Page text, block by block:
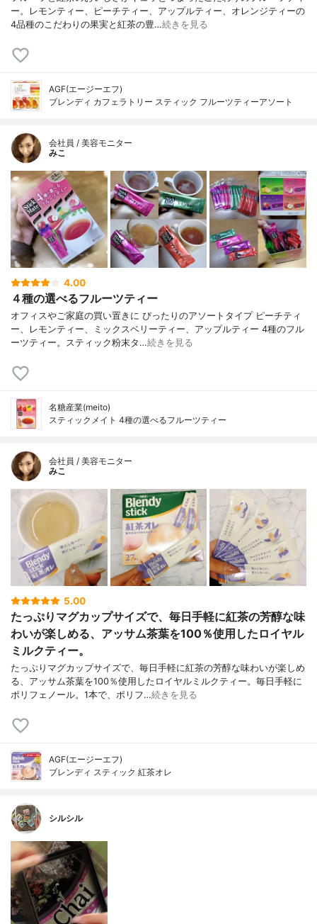
ー。レモンティー、ピーチティー、アップルティー、オレンジティーの
4品種のこだわりの果実と紅茶の豊…続きを見る
AGF(エージーエフ)
ブレンディ カフェラトリー スティック フルーツティーアソート
会社員 / 美容モニター
みこ
4.00
４種の選べるフルーツティー
オフィスやご家庭の買い置きに ぴったりのアソートタイプ ピーチティ
ー、レモンティー、ミックスベリーティー、アップルティー 4種のフル
ーツティー。スティック粉末タ…続きを見る
名糖産業(meito)
スティックメイト 4種の選べるフルーツティー
会社員 / 美容モニター
みこ
5.00
たっぷりマグカップサイズで、毎日手軽に紅茶の芳醇な味
わいが楽しめる、アッサム茶葉を100％使用したロイヤル
ミルクティー。
たっぷりマグカップサイズで、毎日手軽に紅茶の芳醇な味わいが楽しめ
る、アッサム茶葉を100％使用したロイヤルミルクティー。毎日手軽に
ポリフェノール。1本で、ポリフ…続きを見る
AGF(エージーエフ)
ブレンディ スティック 紅茶オレ
シルシル